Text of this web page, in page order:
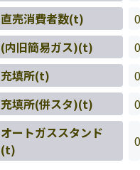
直売消費者数(t)
0
(内旧簡易ガス)(t)
0
充填所(t)
0
充填所(併スタ)(t)
0
オートガススタンド
(t)
0